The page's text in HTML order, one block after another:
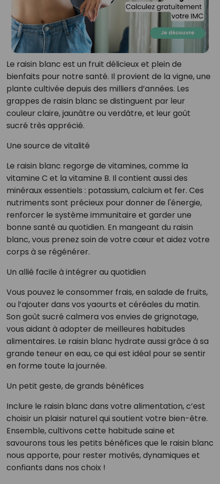
Le raisin blanc est un fruit délicieux et plein de
bienfaits pour notre santé. Il provient de la vigne, une
plante cultivée depuis des milliers d’années. Les
grappes de raisin blanc se distinguent par leur
couleur claire, jaunâtre ou verdâtre, et leur goût
sucré très apprécié.
Une source de vitalité
Le raisin blanc regorge de vitamines, comme la
vitamine C et la vitamine B. Il contient aussi des
minéraux essentiels : potassium, calcium et fer. Ces
nutriments sont précieux pour donner de l'énergie,
renforcer le système immunitaire et garder une
bonne santé au quotidien. En mangeant du raisin
blanc, vous prenez soin de votre cœur et aidez votre
corps à se régénérer.
Un allié facile à intégrer au quotidien
Vous pouvez le consommer frais, en salade de fruits,
ou l’ajouter dans vos yaourts et céréales du matin.
Son goût sucré calmera vos envies de grignotage,
vous aidant à adopter de meilleures habitudes
alimentaires. Le raisin blanc hydrate aussi grâce à sa
grande teneur en eau, ce qui est idéal pour se sentir
en forme toute la journée.
Un petit geste, de grands bénéfices
Inclure le raisin blanc dans votre alimentation, c’est
choisir un plaisir naturel qui soutient votre bien-être.
Ensemble, cultivons cette habitude saine et
savourons tous les petits bénéfices que le raisin blanc
nous apporte, pour rester motivés, dynamiques et
confiants dans nos choix !